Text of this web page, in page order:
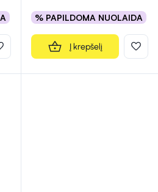
% PAPILDOMA NUOLAIDA
Į krepšelį